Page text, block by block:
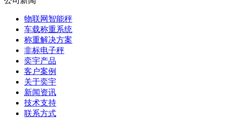
物联网智能秤
车载称重系统
称重解决方案
非标电子秤
奕宇产品
客户案例
关于奕宇
新闻资讯
技术支持
联系方式